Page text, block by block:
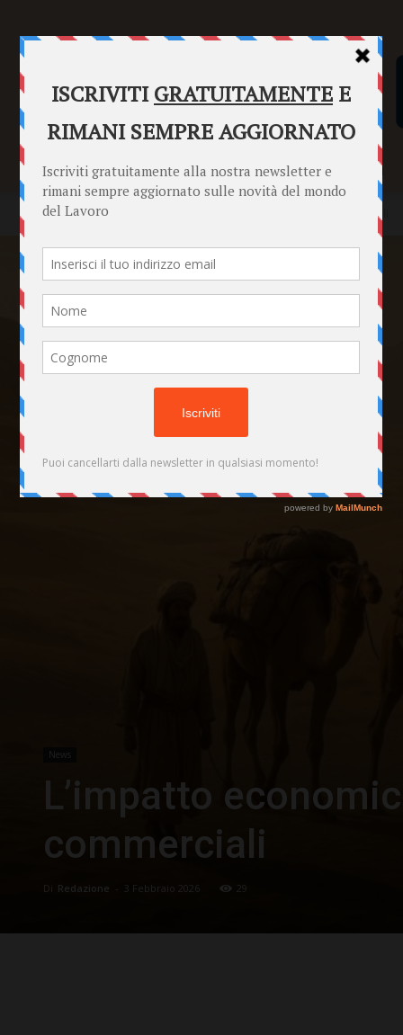
SENTENZE FORMULARI PUNTO INFORMAZIONI
Home News L’impatto economico delle carovane commerciali
News
L’impatto
commerciali
Di Redazione 3 Febbraio 2026 29